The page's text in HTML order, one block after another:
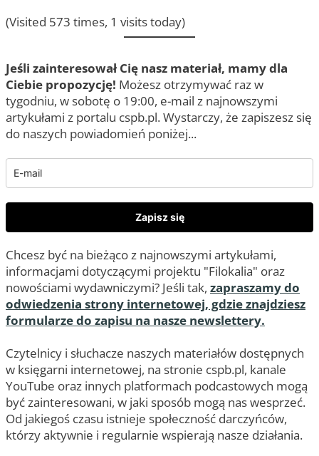
(Visited 573 times, 1 visits today)
Jeśli zainteresował Cię nasz materiał, mamy dla
Ciebie propozycję! Możesz otrzymywać raz w
tygodniu, w sobotę o 19:00, e-mail z najnowszymi
artykułami z portalu cspb.pl. Wystarczy, że zapiszesz się
do naszych powiadomień poniżej...
Zapisz się
Chcesz być na bieżąco z najnowszymi artykułami,
informacjami dotyczącymi projektu "Filokalia" oraz
nowościami wydawniczymi? Jeśli tak, zapraszamy do
odwiedzenia strony internetowej, gdzie znajdziesz
formularze do zapisu na nasze newslettery.
Czytelnicy i słuchacze naszych materiałów dostępnych
w księgarni internetowej, na stronie cspb.pl, kanale
YouTube oraz innych platformach podcastowych mogą
być zainteresowani, w jaki sposób mogą nas wesprzeć.
Od jakiegoś czasu istnieje społeczność darczyńców,
którzy aktywnie i regularnie wspierają nasze działania.